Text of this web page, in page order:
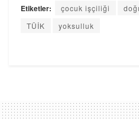
Etiketler: çocuk işçiliği
TÜİK
yoksulluk